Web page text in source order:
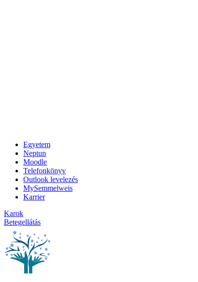
Egyetem
Neptun
Moodle
Telefonkönyv
Outlook levelezés
MySemmelweis
Karrier
Karok
Betegellátás